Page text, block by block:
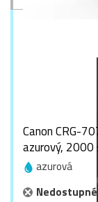
Canon CRG-
azurový, 2000
azurová
Nedostupné